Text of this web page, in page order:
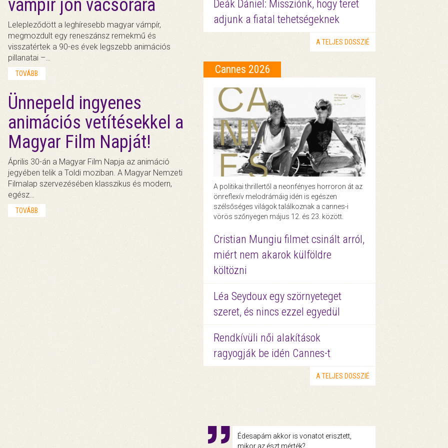
vámpír jön vacsorára
Lelepleződött a leghíresebb magyar vámpír,
megmozdult egy reneszánsz remekmű és
visszatértek a 90-es évek legszebb animációs
pillanatai –…
TOVÁBB
Ünnepeld ingyenes
animációs vetítésekkel a
Magyar Film Napját!
Április 30-án a Magyar Film Napja az animáció
jegyében telik a Toldi moziban. A Magyar Nemzeti
Filmalap szervezésében klasszikus és modern,
egész…
TOVÁBB
Deák Dániel: Missziónk, hogy teret
adjunk a fiatal tehetségeknek
A TELJES DOSSZIÉ
Cannes 2026
A politikai thrillertől a neonfényes horroron át az
önreflexív melodrámáig idén is egészen
szélsőséges világok találkoznak a cannes-i
vörös szőnyegen május 12. és 23. között.
Cristian Mungiu filmet csinált arról,
miért nem akarok külföldre
költözni
Léa Seydoux egy szörnyeteget
szeret, és nincs ezzel egyedül
Rendkívüli női alakítások
ragyogják be idén Cannes-t
A TELJES DOSSZIÉ
Édesapám akkor is vonatot erisztett,
mikor az észt mérték?